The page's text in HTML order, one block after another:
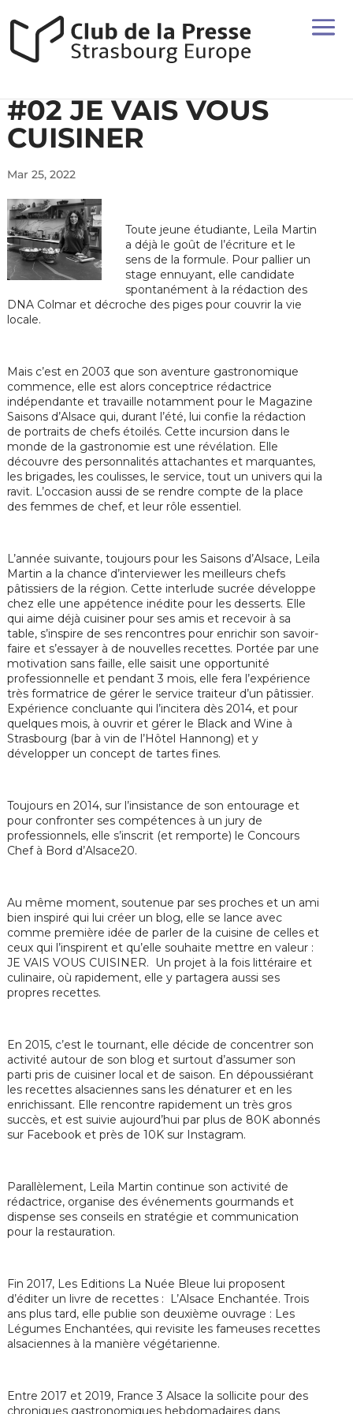
#02 JE VAIS VOUS
CUISINER
Mar 25, 2022
Toute jeune étudiante, Leïla Martin
a déjà le goût de l’écriture et le
sens de la formule. Pour pallier un
stage ennuyant, elle candidate
spontanément à la rédaction des
DNA Colmar et décroche des piges pour couvrir la vie
locale.
Mais c’est en 2003 que son aventure gastronomique
commence, elle est alors conceptrice rédactrice
indépendante et travaille notamment pour le Magazine
Saisons d’Alsace qui, durant l’été, lui confie la rédaction
de portraits de chefs étoilés. Cette incursion dans le
monde de la gastronomie est une révélation. Elle
découvre des personnalités attachantes et marquantes,
les brigades, les coulisses, le service, tout un univers qui la
ravit. L’occasion aussi de se rendre compte de la place
des femmes de chef, et leur rôle essentiel.
L’année suivante, toujours pour les Saisons d’Alsace, Leïla
Martin a la chance d’interviewer les meilleurs chefs
pâtissiers de la région. Cette interlude sucrée développe
chez elle une appétence inédite pour les desserts. Elle
qui aime déjà cuisiner pour ses amis et recevoir à sa
table, s’inspire de ses rencontres pour enrichir son savoir-
faire et s’essayer à de nouvelles recettes. Portée par une
motivation sans faille, elle saisit une opportunité
professionnelle et pendant 3 mois, elle fera l’expérience
très formatrice de gérer le service traiteur d’un pâtissier.
Expérience concluante qui l’incitera dès 2014, et pour
quelques mois, à ouvrir et gérer le Black and Wine à
Strasbourg (bar à vin de l’Hôtel Hannong) et y
développer un concept de tartes fines.
Toujours en 2014, sur l’insistance de son entourage et
pour confronter ses compétences à un jury de
professionnels, elle s’inscrit (et remporte) le Concours
Chef à Bord d’Alsace20.
Au même moment, soutenue par ses proches et un ami
bien inspiré qui lui créer un blog, elle se lance avec
comme première idée de parler de la cuisine de celles et
ceux qui l’inspirent et qu’elle souhaite mettre en valeur :
JE VAIS VOUS CUISINER. Un projet à la fois littéraire et
culinaire, où rapidement, elle y partagera aussi ses
propres recettes.
En 2015, c’est le tournant, elle décide de concentrer son
activité autour de son blog et surtout d’assumer son
parti pris de cuisiner local et de saison. En dépoussiérant
les recettes alsaciennes sans les dénaturer et en les
enrichissant. Elle rencontre rapidement un très gros
succès, et est suivie aujourd’hui par plus de 80K abonnés
sur Facebook et près de 10K sur Instagram.
Parallèlement, Leïla Martin continue son activité de
rédactrice, organise des événements gourmands et
dispense ses conseils en stratégie et communication
pour la restauration.
Fin 2017, Les Editions La Nuée Bleue lui proposent
d’éditer un livre de recettes : L’Alsace Enchantée. Trois
ans plus tard, elle publie son deuxième ouvrage : Les
Légumes Enchantées, qui revisite les fameuses recettes
alsaciennes à la manière végétarienne.
Entre 2017 et 2019, France 3 Alsace la sollicite pour des
chroniques gastronomiques hebdomadaires dans